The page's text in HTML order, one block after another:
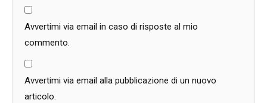
Avvertimi via email in caso di risposte al mio
commento.
Avvertimi via email alla pubblicazione di un nuovo
articolo.